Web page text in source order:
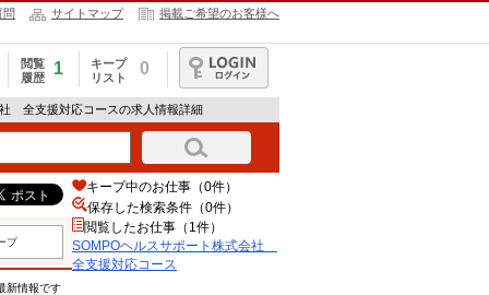
問 サイトマップ 掲載ご希望のお客様へ
閲覧
履歴
1
キープ
リスト
0
ログイン
全支援対応コースの求人情報詳細
プ
新情報です
キープ中のお仕事（0件）
保存した検索条件（0件）
閲覧したお仕事（1件）
SOMPOヘルスサポート株式会社
全支援対応コース